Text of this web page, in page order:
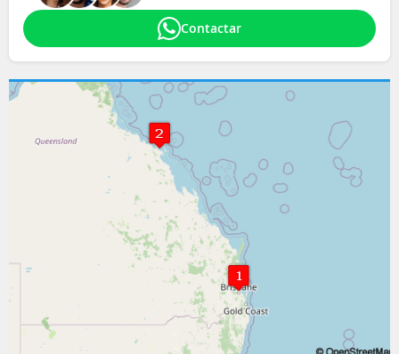
Contactar